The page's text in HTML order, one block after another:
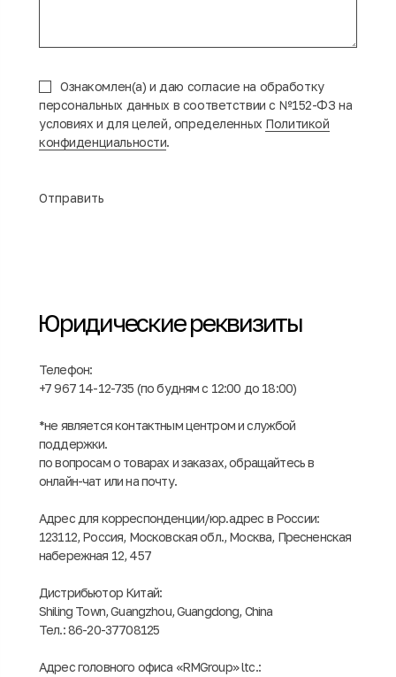
Ознакомлен(а) и даю согласие на обработку
персональных данных в соответствии с №152-ФЗ на
условиях и для целей, определенных Политикой
конфиденциальности.
Отправить
Юридические реквизиты
Телефон:
+7 967 14-12-735 (по будням с 12:00 до 18:00)
*не является контактным центром и службой
поддержки.
по вопросам о товарах и заказах, обращайтесь в
онлайн-чат или на почту.
Адрес для корреспонденции/юр.адрес в России:
123112, Россия, Московская обл., Москва, Пресненская
набережная 12, 457
Дистрибьютор Китай:
Shiling Town, Guangzhou, Guangdong, China
Тел.: 86-20-37708125
Адрес головного офиса «RMGroup» ltc.: